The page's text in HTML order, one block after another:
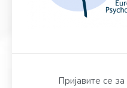
Пријавите се за